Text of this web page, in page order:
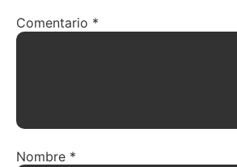
Comentario *
Nombre *